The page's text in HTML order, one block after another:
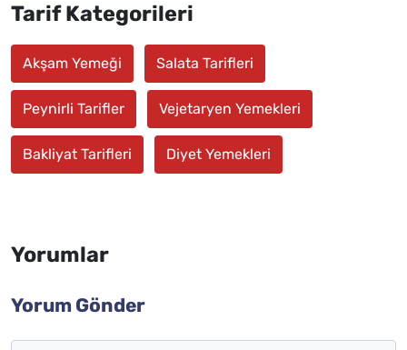
Tarif Kategorileri
Akşam Yemeği Salata Tarifleri
Peynirli Tarifler Vejetaryen Yemekleri
Bakliyat Tarifleri Diyet Yemekleri
Yorumlar
Yorum Gönder